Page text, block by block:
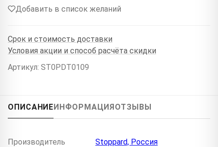
Добавить в список желаний
Срок и стоимость доставки
Условия акции и способ расчёта скидки
Артикул: ST0PDT0109
ОПИСАНИЕИНФОРМАЦИЯОТЗЫВЫ
Производитель Stoppard, Россия